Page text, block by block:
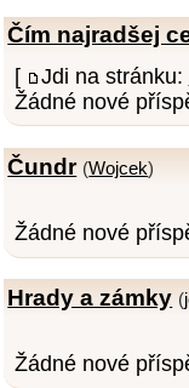
Čím najradšej
[ Jdi na stránku:
Žádné nové
Čundr (Wojcek)
Žádné nové
Hrady a zámky (
Žádné nové